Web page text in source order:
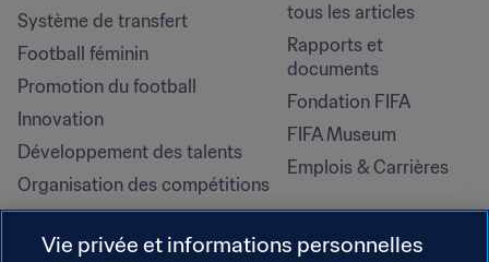
Système de transfert
Football féminin
Promotion du football
Innovation
Développement des talents
Organisation des compétitions
Développement durable
Droits de l'homme et lutte contre
tous les articles
Rapports et
documents
Fondation FIFA
FIFA Museum
Emplois & Carrières
Vie privée et informations personnelles